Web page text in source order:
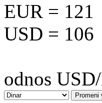
EUR = 121
USD = 106
odnos